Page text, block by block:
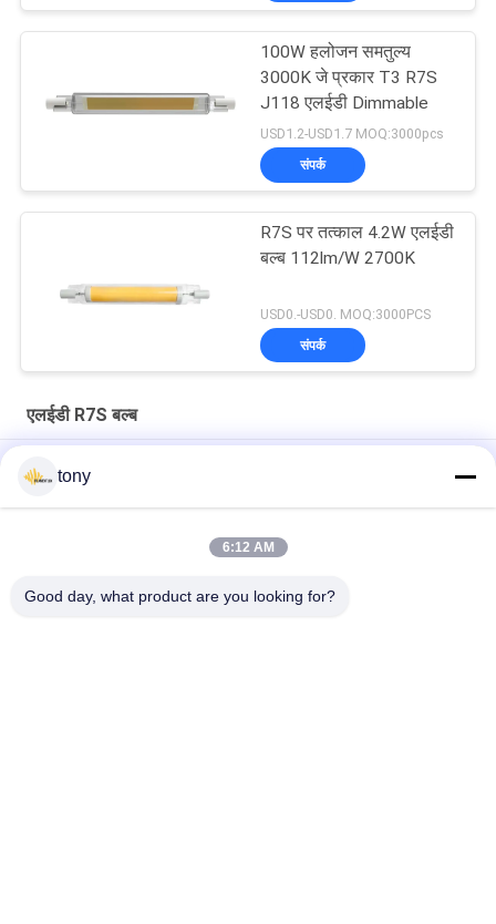
100W हलोजन समतुल्य
3000K जे प्रकार T3 R7S
J118 एलईडी Dimmable
USD1.2-USD1.7 MOQ:3000pcs
संपर्क
R7S पर तत्काल 4.2W एलईडी
बल्ब 112lm/W 2700K
USD0.-USD0. MOQ:3000PCS
संपर्क
एलईडी R7S बल्ब
1800K 15W 118 मिमी क्षैतिज प्लग रेट्रोफिट एलईडी R7S बल्ब
डबल एंडेड 120 मी / डब्ल्यू 15 डब्ल्यू 1500 एलएम 2700 के कूल व्हाइट कोब
tony
6:12 AM
Good day, what product are you looking for?